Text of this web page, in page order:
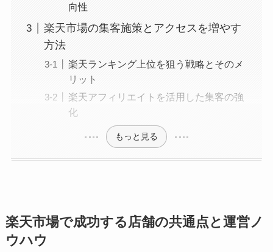
向性
楽天市場の集客施策とアクセスを増やす
方法
楽天ランキング上位を狙う戦略とそのメ
リット
楽天アフィリエイトを活用した集客の強
化
もっと見る
楽天市場で成功する店舗の共通点と運営ノ
ウハウ